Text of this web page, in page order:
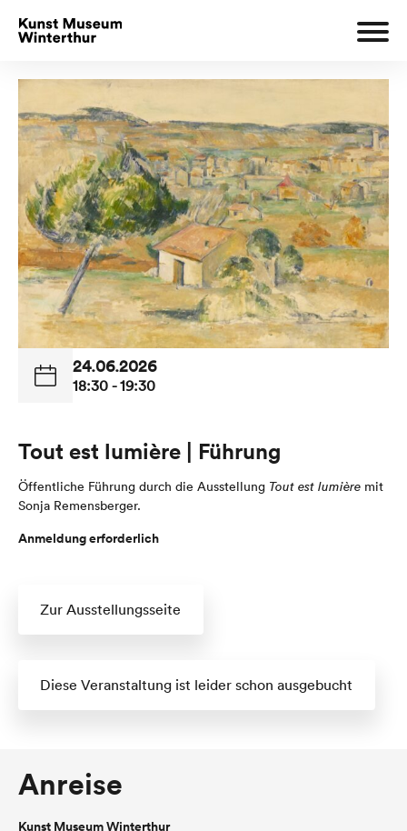
24.06.2026
18:30 - 19:30
Tout est lumière | Führung
Öffentliche Führung durch die Ausstellung Tout est lumière mit
Sonja Remensberger.
Anmeldung erforderlich
Zur Ausstellungsseite
Diese Veranstaltung ist leider schon ausgebucht
Anreise
Kunst Museum Winterthur